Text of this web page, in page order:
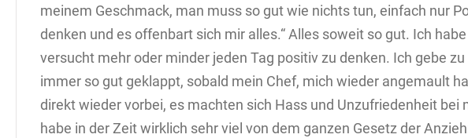
meinem Geschmack, man muss so gut wie nichts tun, einfach nur
denken und es offenbart sich mir alles.“ Alles soweit so gut. Ich
versucht mehr oder minder jeden Tag positiv zu denken. Ich gebe
immer so gut geklappt, sobald mein Chef, mich wieder angemault
direkt wieder vorbei, es machten sich Hass und Unzufriedenheit bei
habe in der Zeit wirklich sehr viel von dem ganzen Gesetz der